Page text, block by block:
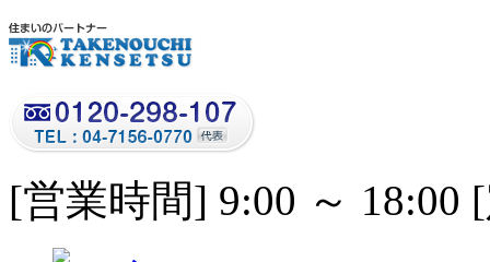
[営業時間] 9:00 ～ 18:00